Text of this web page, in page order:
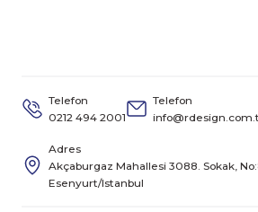
Telefon
0212 494 2001
Telefon
Adres
Akçaburgaz Mahallesi 3088. Sokak,
Esenyurt/Istanbul